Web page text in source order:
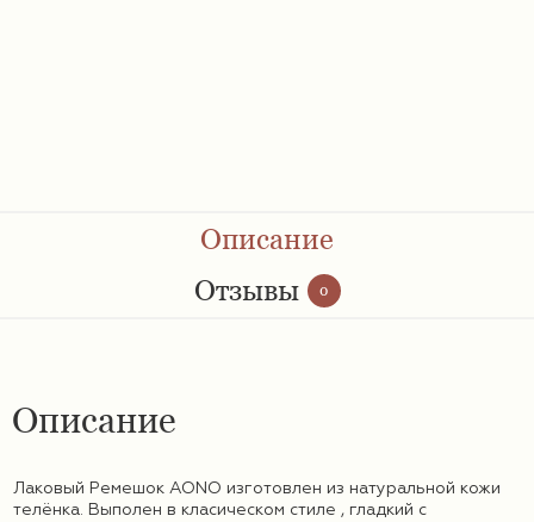
Ремешки 36 мм
Мужские ремешки
Описание
Отзывы
0
Описание
Лаковый Ремешок AONO изготовлен из натуральной кожи
телёнка. Выполен в класическом стиле , гладкий с